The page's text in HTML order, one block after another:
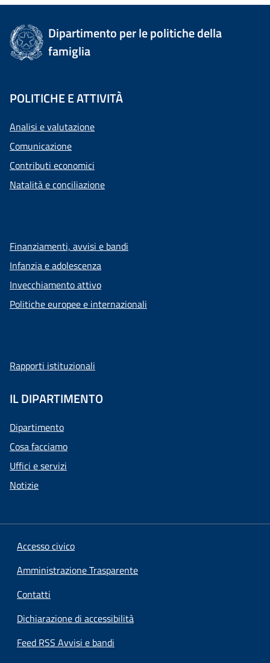
Dipartimento per le politiche della
famiglia
POLITICHE E ATTIVITÀ
Analisi e valutazione
Comunicazione
Contributi economici
Natalità e conciliazione
Finanziamenti, avvisi e bandi
Infanzia e adolescenza
Invecchiamento attivo
Politiche europee e internazionali
Rapporti istituzionali
IL DIPARTIMENTO
Dipartimento
Cosa facciamo
Uffici e servizi
Notizie
Accesso civico
Amministrazione Trasparente
Contatti
Dichiarazione di accessibilità
Feed RSS Avvisi e bandi